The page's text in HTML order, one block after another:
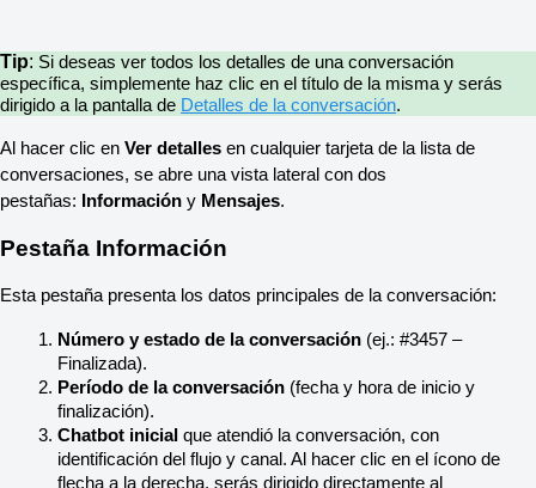
Tip: Si deseas ver todos los detalles de una conversación
específica, simplemente haz clic en el título de la misma y serás
dirigido a la pantalla de Detalles de la conversación.
Al hacer clic en Ver detalles en cualquier tarjeta de la lista de
conversaciones, se abre una vista lateral con dos
pestañas:
Información y Mensajes.
Pestaña Información
Esta pestaña presenta los datos principales de la conversación:
Número y estado de la conversación (ej.: #3457 –
Finalizada).
Período de la conversación (fecha y hora de inicio y
finalización).
Chatbot inicial que atendió la conversación, con
identificación del flujo y canal. Al hacer clic en el ícono de
flecha a la derecha, serás dirigido directamente al